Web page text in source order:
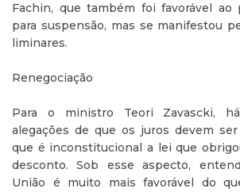
Fachin, que também foi favorável ao
para suspensão, mas se manifestou
liminares.
Renegociação
Para o ministro Teori Zavascki,
alegações de que os juros devem
que é inconstitucional a lei que
desconto. Sob esse aspecto,
União é muito mais favorável do